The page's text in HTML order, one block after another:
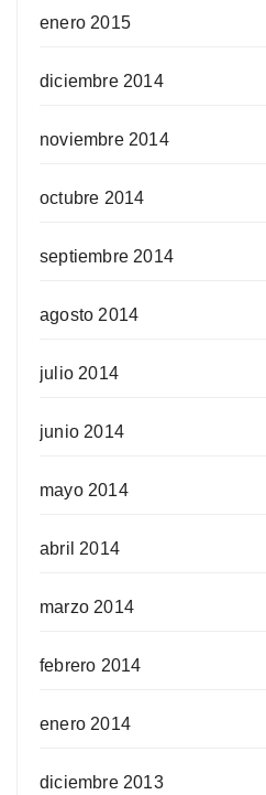
enero 2015
diciembre 2014
noviembre 2014
octubre 2014
septiembre 2014
agosto 2014
julio 2014
junio 2014
mayo 2014
abril 2014
marzo 2014
febrero 2014
enero 2014
diciembre 2013